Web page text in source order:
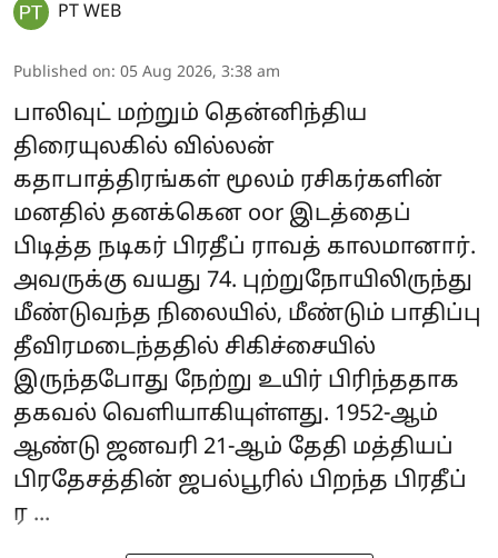
PT WEB
Published on: 05 Aug 2026, 3:38 am
பாலிவுட் மற்றும் தென்னிந்திய
திரையுலகில் வில்லன்
கதாபாத்திரங்கள் மூலம் ரசிகர்களின்
மனதில் தனக்கென oor இடத்தைப்
பிடித்த நடிகர் பிரதீப் ராவத் காலமானார்.
அவருக்கு வயது 74. புற்றுநோயிலிருந்து
மீண்டுவந்த நிலையில், மீண்டும் பாதிப்பு
தீவிரமடைந்ததில் சிகிச்சையில்
இருந்தபோது நேற்று உயிர் பிரிந்ததாக
தகவல் வெளியாகியுள்ளது. 1952-ஆம்
ஆண்டு ஜனவரி 21-ஆம் தேதி மத்தியப்
பிரதேசத்தின் ஜபல்பூரில் பிறந்த பிரதீப்
ர ...